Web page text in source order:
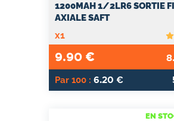
1200MAH 1/2LR6 SORTIE
AXIALE SAFT
x1
9.90€
Par 100 : 6.20 €
EN